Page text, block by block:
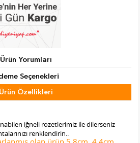
Ürün Özellikleri
Ürün Yorumları
Seçenekleri
Tab Başlık 2
iğneli rozetlerimiz ile dilerseniz
renklendirin..